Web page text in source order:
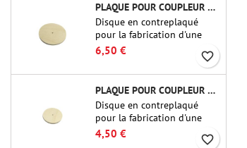
PLAQUE POUR COUPLEUR CBP-3.0 - PUBLIC MISSILES LTD.
Disque en contreplaqué
pour la fabrication d'une
cloison (cadre) pour raccords
tubulaires de 75 mm de
Public Missiles Ltd. (PT-
3.0/QT-3.0)
6,50 € favorite_border
PLAQUE POUR COUPLEUR CBP-2.1 - PUBLIC MISSILES LTD.
Disque en contreplaqué
pour la fabrication d'une
cloison (cadre) pour raccords
tubulaires de 54 mm de
4,50 € favorite_border